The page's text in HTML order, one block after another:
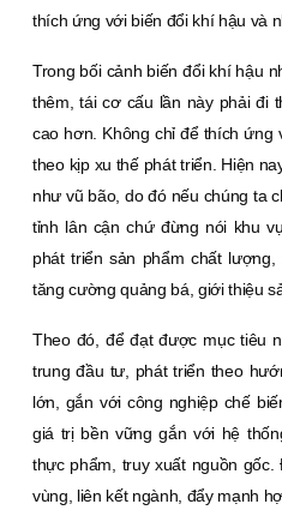
thích ứng với biến đổi khí hậu và
Trong bối cảnh biến đổi khí hậu
thêm, tái cơ cấu lần này phải đi
cao hơn. Không chỉ để thích ứng
theo kịp xu thế phát triển. Hiện
như vũ bão, do đó nếu chúng ta
tỉnh lân cận chứ đừng nói khu
phát triển sản phẩm chất
tăng cường quảng bá, giới thiệu
Theo đó, để đạt được mục tiêu
trung đầu tư, phát triển theo
lớn, gắn với công nghiệp chế
giá trị bền vững gắn với hệ
thực phẩm, truy xuất nguồn
vùng, liên kết ngành, đẩy mạnh